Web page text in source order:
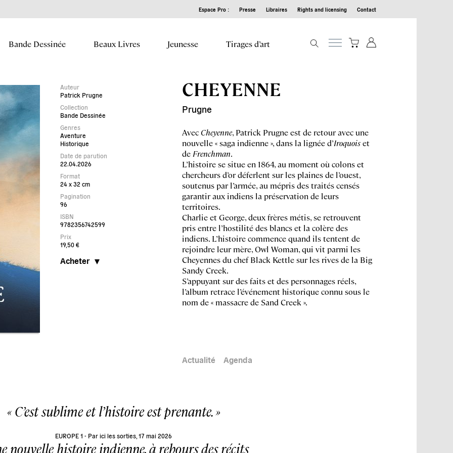
Espace Pro : Presse Libraires Rights and licensing Contact
Bande Dessinée Beaux Livres Jeunesse Tirages d’art
Auteur
Patrick Prugne
Collection
Bande Dessinée
Genres
Aventure
Historique
Date de parution
22.04.2026
Format
24 x 32 cm
Pagination
96
ISBN
9782356742599
Prix
19,50 €
Acheter
CHEYENNE
Prugne
Avec Cheyenne, Patrick Prugne est de retour avec une
nouvelle « saga indienne », dans la lignée d’Iroquoiset
de Frenchman.
L’histoire se situe en 1864, au moment où colons et
chercheurs d’or déferlent sur les plaines de l’ouest,
soutenus par l’armée, au mépris des traités censés
garantir aux indiens la préservation de leurs
territoires.
Charlie et George, deux frères métis, se retrouvent
pris entre l’hostilité des blancs et la colère des
indiens. L’histoire commence quand ils tentent de
rejoindre leur mère, Owl Woman, qui vit parmi les
Cheyennes du chef Black Kettle sur les rives de la Big
Sandy Creek.
S’appuyant sur des faits et des personnages réels,
l’album retrace l’événement historique connu sous le
nom de « massacre de Sand Creek ».
Actualité Agenda
C’est sublime et l’histoire est prenante.
EUROPE 1 - Par ici les sorties, 17 mai 2026
nouvelle histoire indienne, à rebours des récits